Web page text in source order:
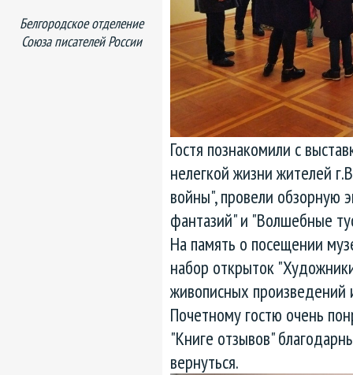
Гостя познакомили с
нелегкой жизни жителей
войны", провели обзорную
фантазий" и "Волшебные
На память о посещении
набор открыток
живописных
Почетному гостю очень
"Книге отзывов"
вернуться.
Белгородское отделение
Союза писателей России